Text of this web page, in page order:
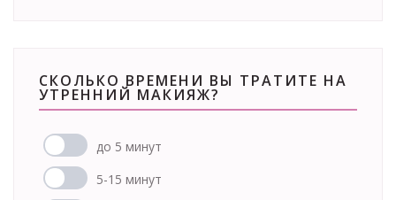
СКОЛЬКО ВРЕМЕНИ ВЫ ТРАТИТЕ НА
УТРЕННИЙ МАКИЯЖ?
до 5 минут
5-15 минут